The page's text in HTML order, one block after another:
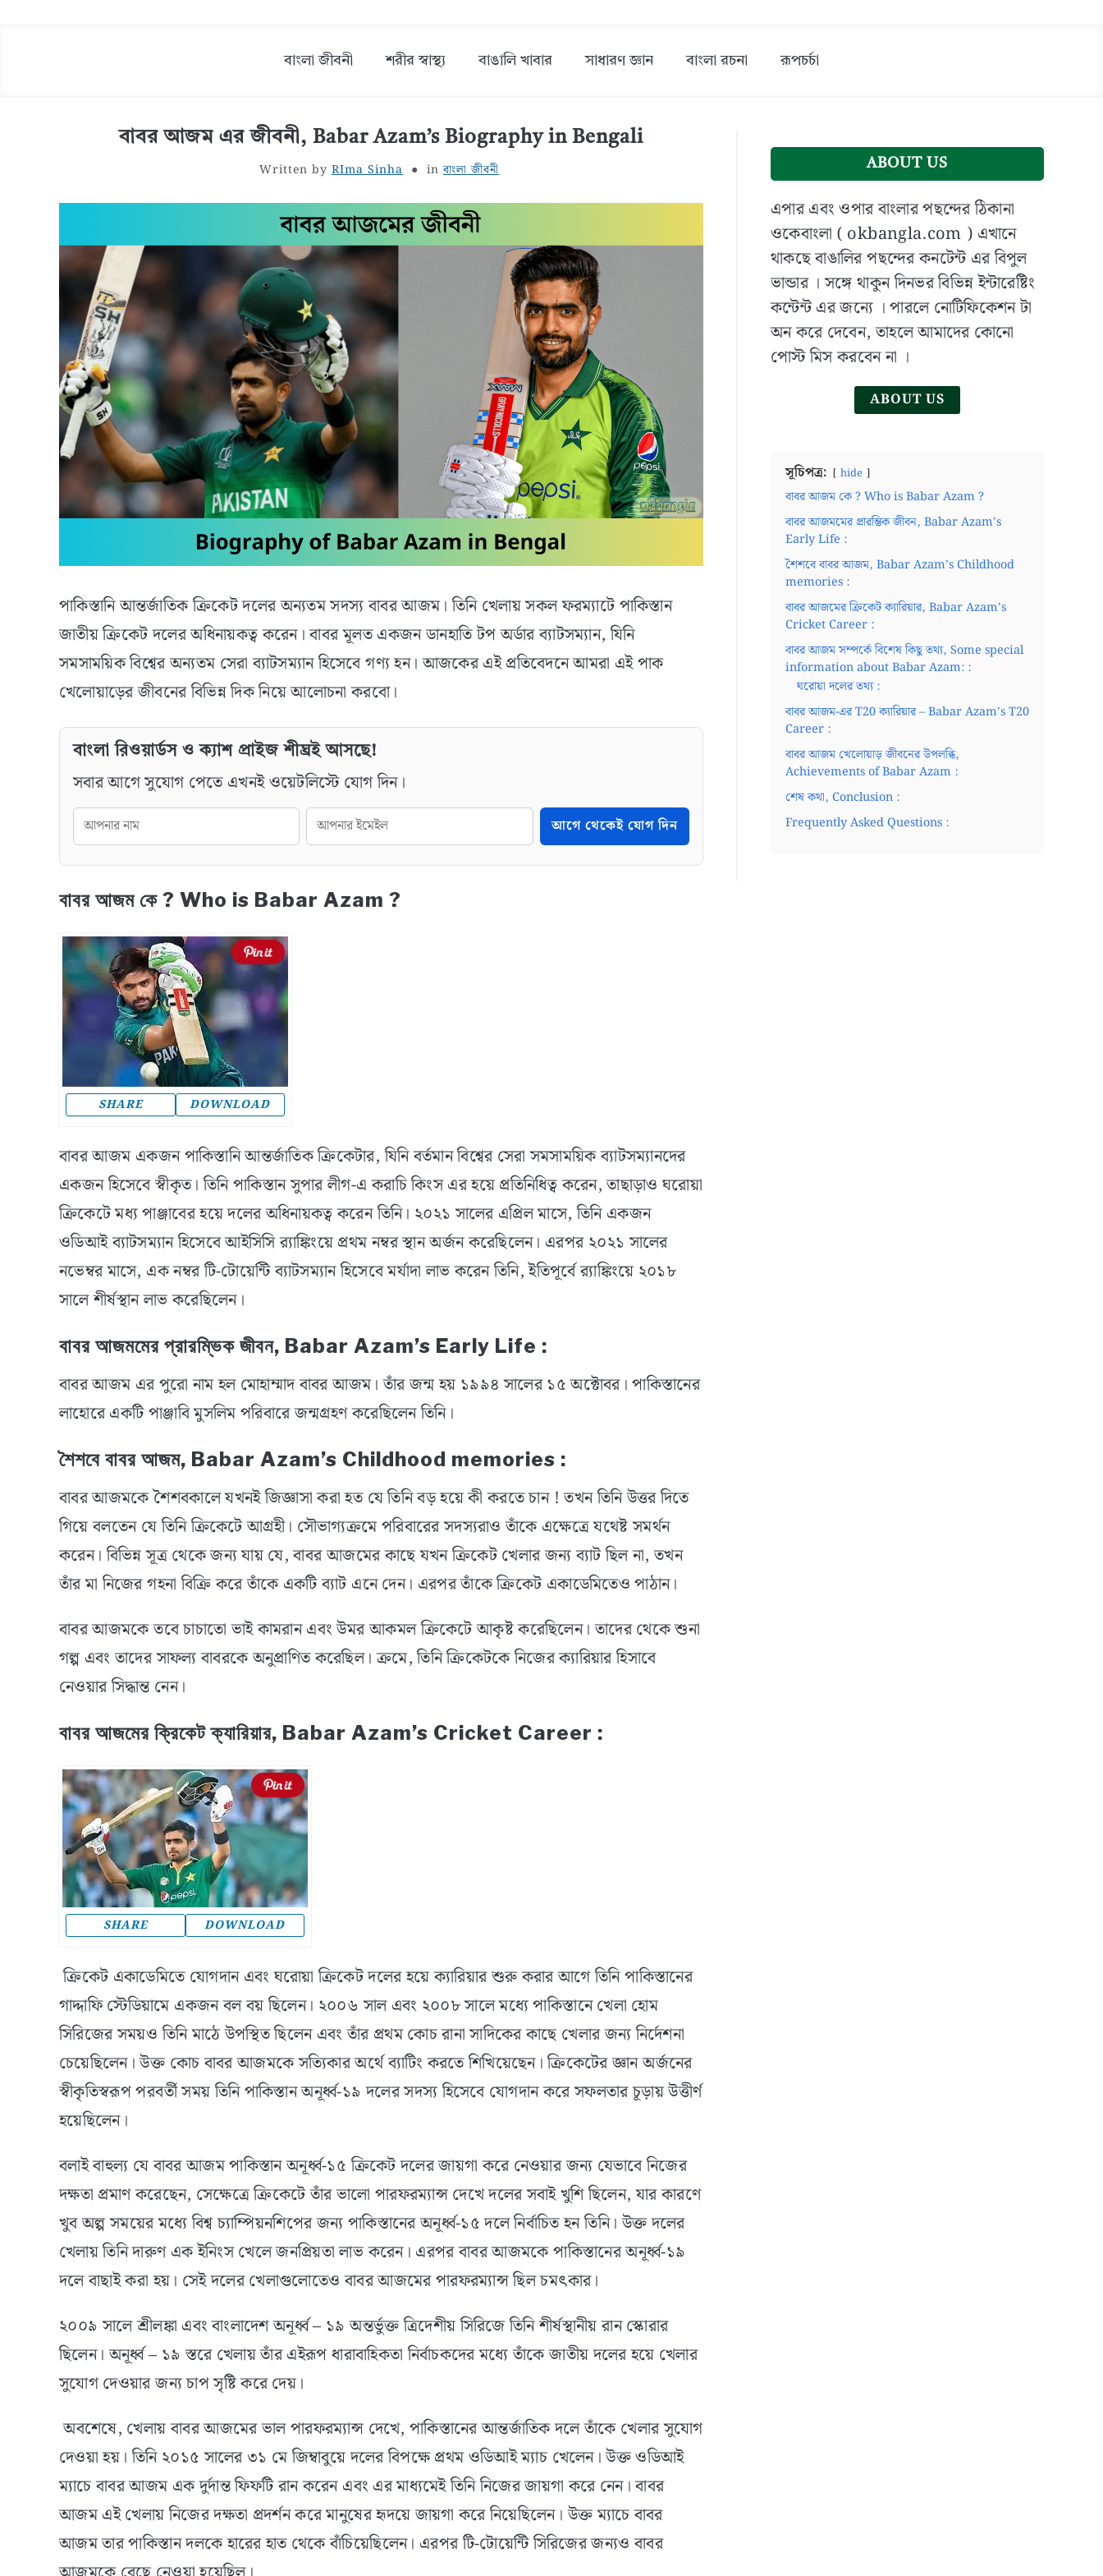
বাংলা জীবনী শরীর স্বাস্থ্য বাঙালি খাবার সাধারণ জ্ঞান বাংলা রচনা রূপচর্চা
বাবর আজম এর জীবনী, Babar Azam’s Biography in Bengali
Written by RIma Sinha inবাংলা জীবনী
পাকিস্তানি আন্তর্জাতিক ক্রিকেট দলের অন্যতম সদস্য বাবর আজম। তিনি খেলায় সকল ফরম্যাটে পাকিস্তান
জাতীয় ক্রিকেট দলের অধিনায়কত্ব করেন। বাবর মূলত একজন ডানহাতি টপ অর্ডার ব্যাটসম্যান, যিনি
সমসাময়িক বিশ্বের অন্যতম সেরা ব্যাটসম্যান হিসেবে গণ্য হন। আজকের এই প্রতিবেদনে আমরা এই পাক
খেলোয়াড়ের জীবনের বিভিন্ন দিক নিয়ে আলোচনা করবো।
বাংলা রিওয়ার্ডস ও ক্যাশ প্রাইজ শীঘ্রই আসছে!
সবার আগে সুযোগ পেতে এখনই ওয়েটলিস্টে যোগ দিন।
আগে থেকেই যোগ দিন
বাবর আজম কে ? Who is Babar Azam ?
SHARE DOWNLOAD
বাবর আজম একজন পাকিস্তানি আন্তর্জাতিক ক্রিকেটার, যিনি বর্তমান বিশ্বের সেরা সমসাময়িক ব্যাটসম্যানদের
একজন হিসেবে স্বীকৃত। তিনি পাকিস্তান সুপার লীগ-এ করাচি কিংস এর হয়ে প্রতিনিধিত্ব করেন, তাছাড়াও ঘরোয়া
ক্রিকেটে মধ্য পাঞ্জাবের হয়ে দলের অধিনায়কত্ব করেন তিনি। ২০২১ সালের এপ্রিল মাসে, তিনি একজন
ওডিআই ব্যাটসম্যান হিসেবে আইসিসি র‌্যাঙ্কিংয়ে প্রথম নম্বর স্থান অর্জন করেছিলেন। এরপর ২০২১ সালের
নভেম্বর মাসে, এক নম্বর টি-টোয়েন্টি ব্যাটসম্যান হিসেবে মর্যাদা লাভ করেন তিনি, ইতিপূর্বে র‍্যাঙ্কিংয়ে ২০১৮
সালে শীর্ষস্থান লাভ করেছিলেন।
বাবর আজমমের প্রারম্ভিক জীবন, Babar Azam’s Early Life :
বাবর আজম এর পুরো নাম হল মোহাম্মাদ বাবর আজম। তাঁর জন্ম হয় ১৯৯৪ সালের ১৫ অক্টোবর। পাকিস্তানের
লাহোরে একটি পাঞ্জাবি মুসলিম পরিবারে জন্মগ্রহণ করেছিলেন তিনি।
শৈশবে বাবর আজম, Babar Azam’s Childhood memories :
বাবর আজমকে শৈশবকালে যখনই জিজ্ঞাসা করা হত যে তিনি বড় হয়ে কী করতে চান ! তখন তিনি উত্তর দিতে
গিয়ে বলতেন যে তিনি ক্রিকেটে আগ্রহী। সৌভাগ্যক্রমে পরিবারের সদস্যরাও তাঁকে এক্ষেত্রে যথেষ্ট সমর্থন
করেন। বিভিন্ন সূত্র থেকে জন্য যায় যে, বাবর আজমের কাছে যখন ক্রিকেট খেলার জন্য ব্যাট ছিল না, তখন
তাঁর মা নিজের গহনা বিক্রি করে তাঁকে একটি ব্যাট এনে দেন। এরপর তাঁকে ক্রিকেট একাডেমিতেও পাঠান।
বাবর আজমকে তবে চাচাতো ভাই কামরান এবং উমর আকমল ক্রিকেটে আকৃষ্ট করেছিলেন। তাদের থেকে শুনা
গল্প এবং তাদের সাফল্য বাবরকে অনুপ্রাণিত করেছিল। ক্রমে, তিনি ক্রিকেটকে নিজের ক্যারিয়ার হিসাবে
নেওয়ার সিদ্ধান্ত নেন।
বাবর আজমের ক্রিকেট ক্যারিয়ার, Babar Azam’s Cricket Career :
SHARE DOWNLOAD
ক্রিকেট একাডেমিতে যোগদান এবং ঘরোয়া ক্রিকেট দলের হয়ে ক্যারিয়ার শুরু করার আগে তিনি পাকিস্তানের
গাদ্দাফি স্টেডিয়ামে একজন বল বয় ছিলেন। ২০০৬ সাল এবং ২০০৮ সালে মধ্যে পাকিস্তানে খেলা হোম
সিরিজের সময়ও তিনি মাঠে উপস্থিত ছিলেন এবং তাঁর প্রথম কোচ রানা সাদিকের কাছে খেলার জন্য নির্দেশনা
চেয়েছিলেন। উক্ত কোচ বাবর আজমকে সত্যিকার অর্থে ব্যাটিং করতে শিখিয়েছেন। ক্রিকেটের জ্ঞান অর্জনের
স্বীকৃতিস্বরূপ পরবর্তী সময় তিনি পাকিস্তান অনূর্ধ্ব-১৯ দলের সদস্য হিসেবে যোগদান করে সফলতার চূড়ায় উত্তীর্ণ
হয়েছিলেন।
বলাই বাহুল্য যে বাবর আজম পাকিস্তান অনূর্ধ্ব-১৫ ক্রিকেট দলের জায়গা করে নেওয়ার জন্য যেভাবে নিজের
দক্ষতা প্রমাণ করেছেন, সেক্ষেত্রে ক্রিকেটে তাঁর ভালো পারফরম্যান্স দেখে দলের সবাই খুশি ছিলেন, যার কারণে
খুব অল্প সময়ের মধ্যে বিশ্ব চ্যাম্পিয়নশিপের জন্য পাকিস্তানের অনূর্ধ্ব-১৫ দলে নির্বাচিত হন তিনি। উক্ত দলের
খেলায় তিনি দারুণ এক ইনিংস খেলে জনপ্রিয়তা লাভ করেন। এরপর বাবর আজমকে পাকিস্তানের অনূর্ধ্ব-১৯
দলে বাছাই করা হয়। সেই দলের খেলাগুলোতেও বাবর আজমের পারফরম্যান্স ছিল চমৎকার।
২০০৯ সালে শ্রীলঙ্কা এবং বাংলাদেশ অনূর্ধ্ব – ১৯ অন্তর্ভুক্ত ত্রিদেশীয় সিরিজে তিনি শীর্ষস্থানীয় রান স্কোরার
ছিলেন। অনূর্ধ্ব – ১৯ স্তরে খেলায় তাঁর এইরূপ ধারাবাহিকতা নির্বাচকদের মধ্যে তাঁকে জাতীয় দলের হয়ে খেলার
সুযোগ দেওয়ার জন্য চাপ সৃষ্টি করে দেয়।
অবশেষে, খেলায় বাবর আজমের ভাল পারফরম্যান্স দেখে, পাকিস্তানের আন্তর্জাতিক দলে তাঁকে খেলার সুযোগ
দেওয়া হয়। তিনি ২০১৫ সালের ৩১ মে জিম্বাবুয়ে দলের বিপক্ষে প্রথম ওডিআই ম্যাচ খেলেন। উক্ত ওডিআই
ম্যাচে বাবর আজম এক দুর্দান্ত ফিফটি রান করেন এবং এর মাধ্যমেই তিনি নিজের জায়গা করে নেন। বাবর
আজম এই খেলায় নিজের দক্ষতা প্রদর্শন করে মানুষের হৃদয়ে জায়গা করে নিয়েছিলেন। উক্ত ম্যাচে বাবর
আজম তার পাকিস্তান দলকে হারের হাত থেকে বাঁচিয়েছিলেন। এরপর টি-টোয়েন্টি সিরিজের জন্যও বাবর
ABOUT US
এপার এবং ওপার বাংলার পছন্দের ঠিকানা
ওকেবাংলা ( okbangla.com ) এখানে
থাকছে বাঙালির পছন্দের কনটেন্ট এর বিপুল
ভান্ডার । সঙ্গে থাকুন দিনভর বিভিন্ন ইন্টারেষ্টিং
কন্টেন্ট এর জন্যে । পারলে নোটিফিকেশন টা
অন করে দেবেন, তাহলে আমাদের কোনো
পোস্ট মিস করবেন না ।
ABOUT US
সূচিপত্র: hide
বাবর আজম কে ? Who is Babar Azam ?
বাবর আজমমের প্রারম্ভিক জীবন, Babar Azam’s
Early Life :
শৈশবে বাবর আজম, Babar Azam’s Childhood
memories :
বাবর আজমের ক্রিকেট ক্যারিয়ার, Babar Azam’s
Cricket Career :
বাবর আজম সম্পর্কে বিশেষ কিছু তথ্য, Some special
information about Babar Azam: :
ঘরোয়া দলের তথ্য :
বাবর আজম-এর T20 ক্যারিয়ার – Babar Azam’s T20
Career :
বাবর আজম খেলোয়াড় জীবনের উপলব্ধি,
Achievements of Babar Azam :
শেষ কথা, Conclusion :
Frequently Asked Questions :